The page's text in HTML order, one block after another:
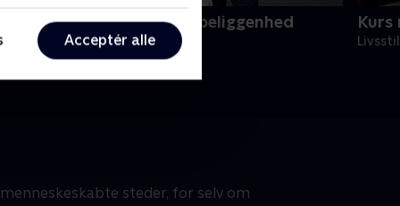
Acceptér alle
Beliggenhed, beliggenhed, beliggenhed
• 18 sæsoner
Kurs
steder, for selv om